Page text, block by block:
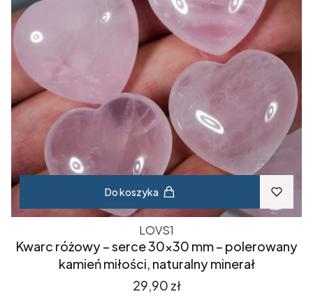
Do koszyka
LOVS1
Kwarc różowy – serce 30x30 mm – polerowany
kamień miłości, naturalny minerał
Cena
29,90 zł